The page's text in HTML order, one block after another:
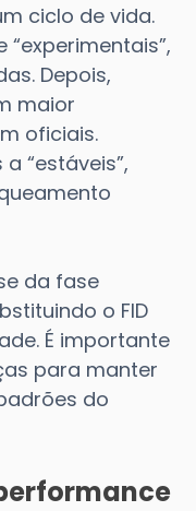
ciclo de vida.
Depois,
maior
oficiais.
“estáveis”,
da fase
o FID
É importante
para manter
do